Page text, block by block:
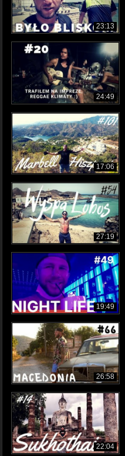
23:13
24:49
17:06
27:19
19:49
26:58
22:04